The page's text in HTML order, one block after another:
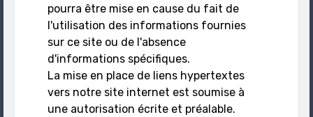
pourra être mise en cause du fait de
l'utilisation des informations fournies
sur ce site ou de l'absence
d'informations spécifiques.
La mise en place de liens hypertextes
vers notre site internet est soumise à
une autorisation écrite et préalable.